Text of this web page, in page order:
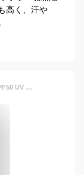
高く、汗や
ナノアミノ ＵＶミルクプロテクター セラム SPF50 UV 日焼け止め うるおい スキンケア UV乳液 耐水性